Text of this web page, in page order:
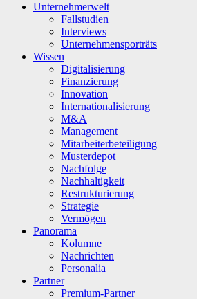
Unternehmerwelt
Fallstudien
Interviews
Unternehmensporträts
Wissen
Digitalisierung
Finanzierung
Innovation
Internationalisierung
M&A
Management
Mitarbeiterbeteiligung
Musterdepot
Nachfolge
Nachhaltigkeit
Restrukturierung
Strategie
Vermögen
Panorama
Kolumne
Nachrichten
Personalia
Partner
Premium-Partner